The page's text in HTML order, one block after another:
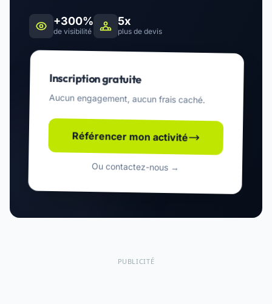
+300%
de visibilité
5x
plus de devis
Inscription gratuite
Aucun engagement, aucun frais caché.
Référencer mon activité
Ou contactez-nous →
PUBLICITÉ